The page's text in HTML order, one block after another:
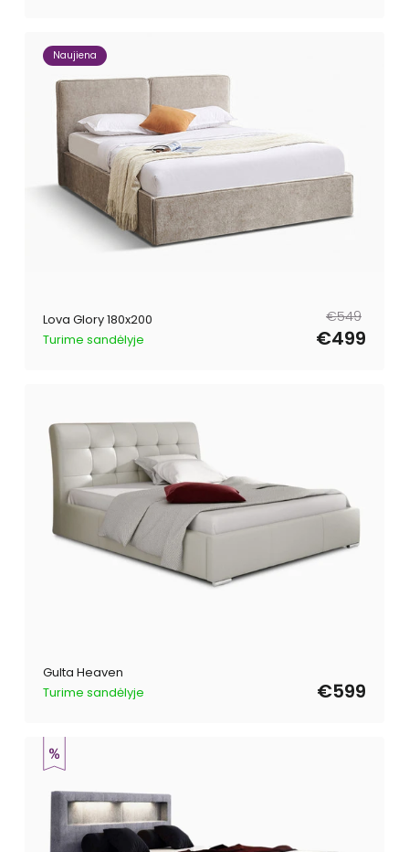
Naujiena
Lova Glory 180x200
Turime sandėlyje
Parastā
cena
€549
Pārdošanas
cena€499
Gulta Heaven
Turime sandėlyje
€599